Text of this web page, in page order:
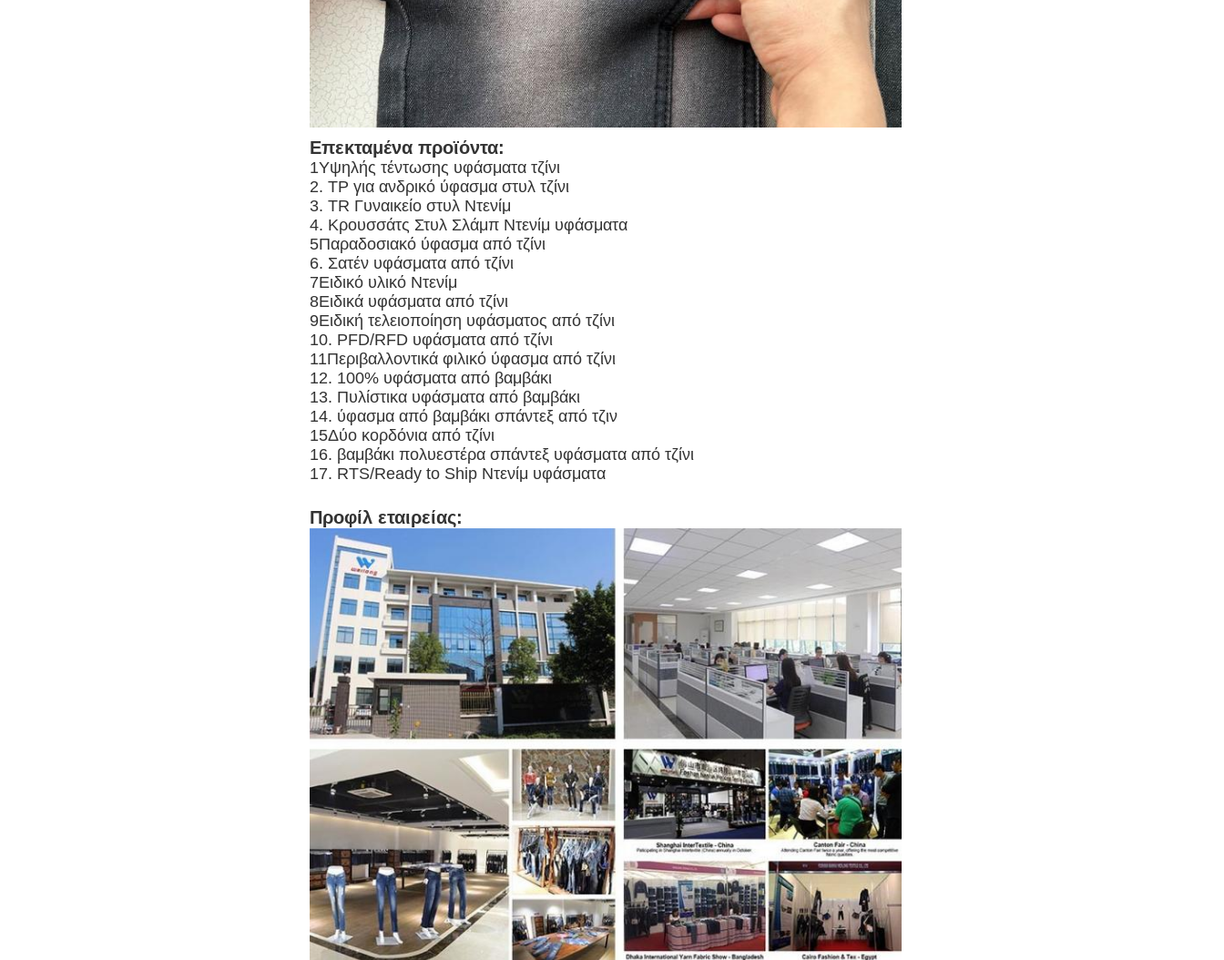
Επεκταμένα προϊόντα:
1Υψηλής τέντωσης υφάσματα τζίνι
2. ΤΡ για ανδρικό ύφασμα στυλ τζίνι
3. TR Γυναικείο στυλ Ντενίμ
4. Κρουσσάτς Στυλ Σλάμπ Ντενίμ υφάσματα
5Παραδοσιακό ύφασμα από τζίνι
6. Σατέν υφάσματα από τζίνι
7Ειδικό υλικό Ντενίμ
8Ειδικά υφάσματα από τζίνι
9Ειδική τελειοποίηση υφάσματος από τζίνι
10. PFD/RFD υφάσματα από τζίνι
11Περιβαλλοντικά φιλικό ύφασμα από τζίνι
12. 100% υφάσματα από βαμβάκι
13. Πυλίστικα υφάσματα από βαμβάκι
14. ύφασμα από βαμβάκι σπάντεξ από τζιν
15Δύο κορδόνια από τζίνι
16. βαμβάκι πολυεστέρα σπάντεξ υφάσματα από τζίνι
17. RTS/Ready to Ship Ντενίμ υφάσματα
Προφίλ εταιρείας: